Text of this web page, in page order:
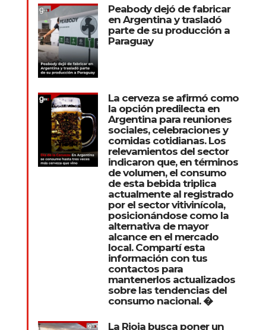
Peabody dejó de fabricar
en Argentina y trasladó
parte de su producción a
Paraguay
La cerveza se afirmó como
la opción predilecta en
Argentina para reuniones
sociales, celebraciones y
comidas cotidianas. Los
relevamientos del sector
indicaron que, en términos
de volumen, el consumo
de esta bebida triplica
actualmente al registrado
por el sector vitivinícola,
posicionándose como la
alternativa de mayor
alcance en el mercado
local. Compartí esta
información con tus
contactos para
mantenerlos actualizados
sobre las tendencias del
consumo nacional. �
La Rioja busca poner un